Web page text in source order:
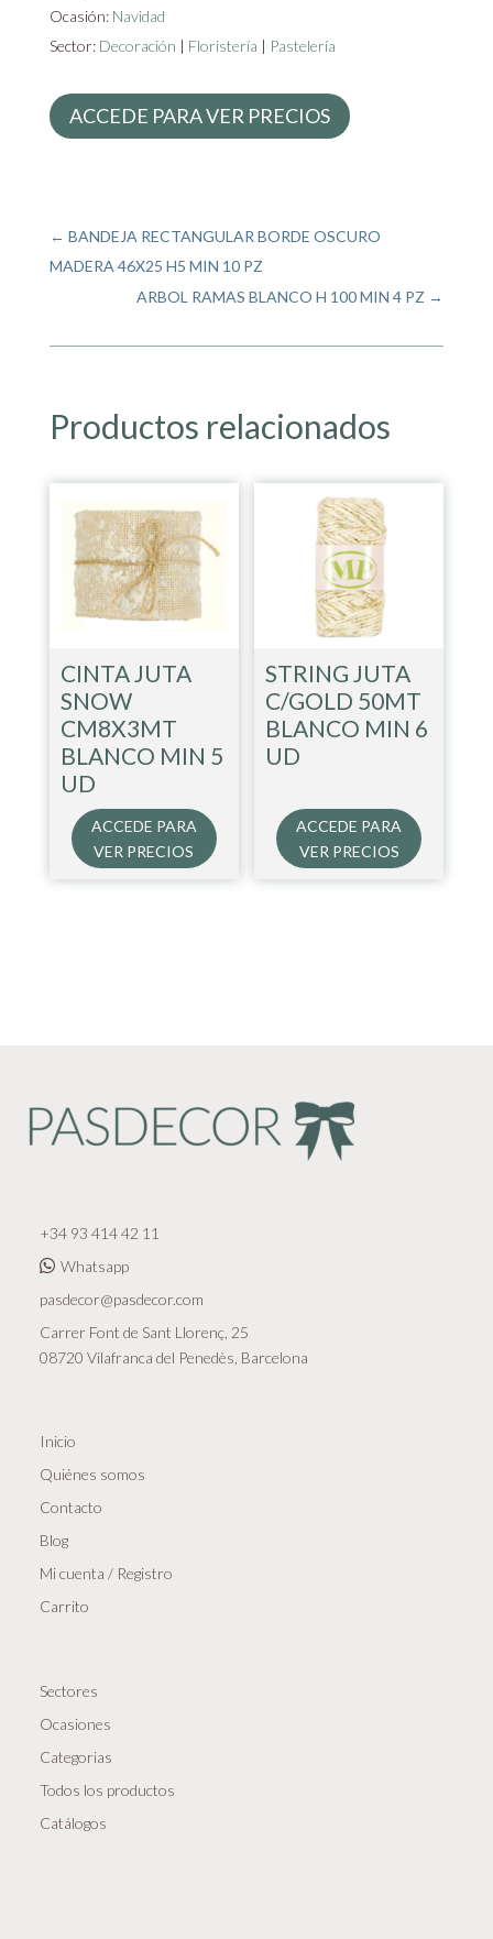
Ocasión: Navidad
Sector: Decoración | Floristería | Pastelería
ACCEDE PARA VER PRECIOS
← BANDEJA RECTANGULAR BORDE OSCURO
MADERA 46X25 H5 MIN 10 PZ
ARBOL RAMAS BLANCO H 100 MIN 4 PZ →
Productos relacionados
CINTA JUTA
SNOW
CM8X3MT
BLANCO MIN 5
UD
ACCEDE PARA
VER PRECIOS
STRING JUTA
C/GOLD 50MT
BLANCO MIN 6
UD
ACCEDE PARA
VER PRECIOS
+34 93 414 42 11
Whatsapp
pasdecor@pasdecor.com
Carrer Font de Sant Llorenç, 25
08720 Vilafranca del Penedès, Barcelona
Inicio
Quiénes somos
Contacto
Blog
Mi cuenta / Registro
Carrito
Sectores
Ocasiones
Categorias
Todos los productos
Catálogos